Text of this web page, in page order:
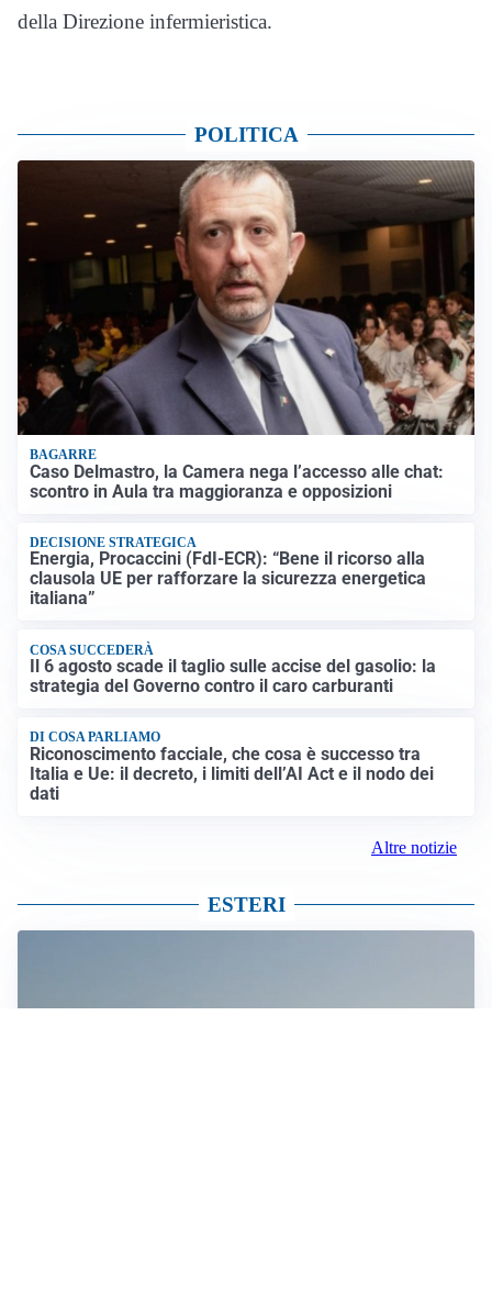
della Direzione infermieristica.
POLITICA
BAGARRE
Caso Delmastro, la Camera nega l’accesso alle chat:
scontro in Aula tra maggioranza e opposizioni
DECISIONE STRATEGICA
Energia, Procaccini (FdI-ECR): “Bene il ricorso alla
clausola UE per rafforzare la sicurezza energetica
italiana”
COSA SUCCEDERÀ
Il 6 agosto scade il taglio sulle accise del gasolio: la
strategia del Governo contro il caro carburanti
DI COSA PARLIAMO
Riconoscimento facciale, che cosa è successo tra
Italia e Ue: il decreto, i limiti dell’AI Act e il nodo dei
dati
Altre notizie
ESTERI